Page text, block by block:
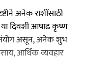
अनेक राशींसाठी
या दिवशी आषाढ कृष्ण
संयोग असून, अनेक शुभ
आर्थिक व्यवहार